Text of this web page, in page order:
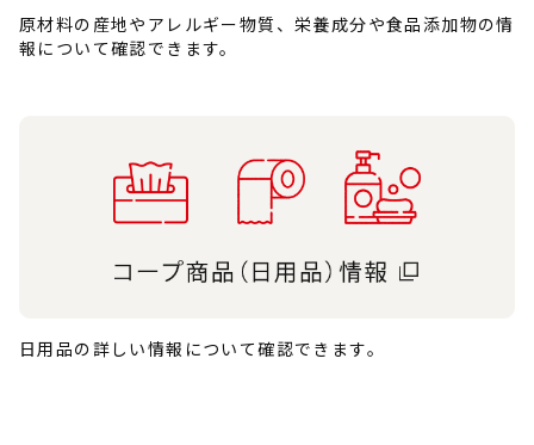
原材料の産地やアレルギー物質、栄養成分や食品添加物の情
報について確認できます。
日用品の詳しい情報について確認できます。